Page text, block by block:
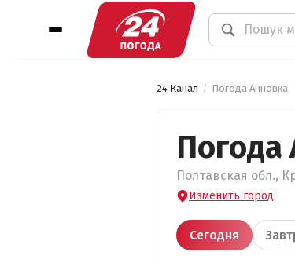
24 Канал Погода Анновка
Погода
Полтавская обл.,
Изменить город
Сегодня